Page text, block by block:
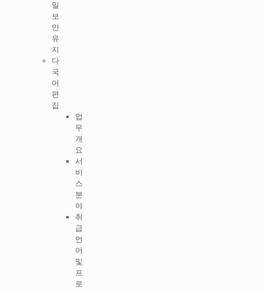
밀
보
안
유
지
다
국
어
편
집
업
무
개
요
서
비
스
분
야
취
급
언
어
및
프
로